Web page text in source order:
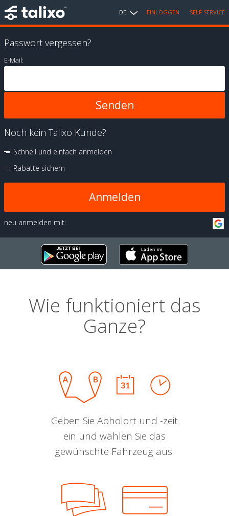
DE EINLOGGEN SELF SERVICE
Passwort vergessen?
E-Mail:
Noch kein Talixo Kunde?
Schnell und einfach anmelden
Rabatte sichern
Anmelden
neu anmelden mit:
Wie funktioniert das
Ganze?
Geben Sie Abholort und -zeit
ein und wählen Sie das
gewünschte Fahrzeug aus.